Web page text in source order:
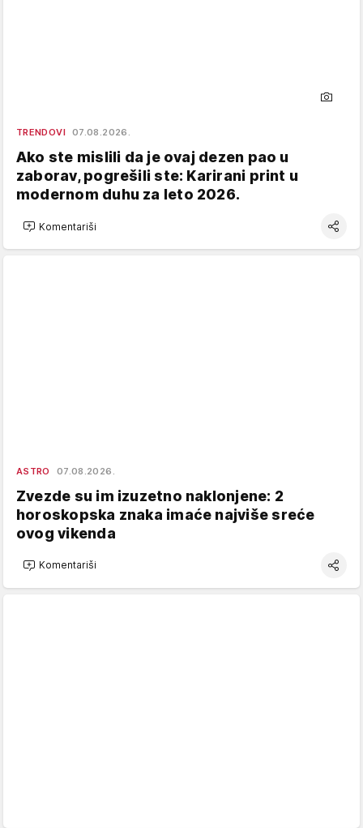
TRENDOVI 07.08.2026.
Ako ste mislili da je ovaj dezen pao u
zaborav, pogrešili ste: Karirani print u
modernom duhu za leto 2026.
Komentariši
ASTRO 07.08.2026.
Zvezde su im izuzetno naklonjene: 2
horoskopska znaka imaće najviše sreće
ovog vikenda
Komentariši